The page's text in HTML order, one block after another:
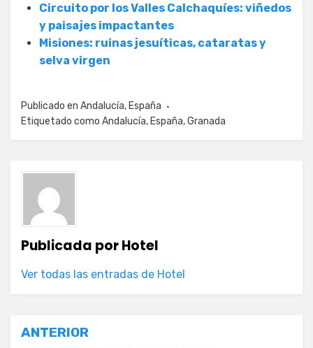
Circuito por los Valles Calchaquíes: viñedos
y paisajes impactantes
Misiones: ruinas jesuíticas, cataratas y
selva virgen
Publicado en Andalucía, España
Etiquetado como Andalucía, España,Granada
Publicada porHotel
Ver todas las entradas de Hotel
Navegación
ANTERIOR